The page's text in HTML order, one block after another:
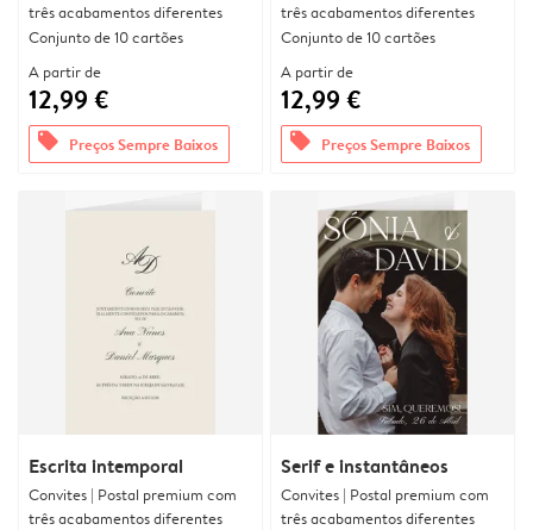
três acabamentos diferentes
Conjunto de 10 cartões
A partir de
12,99 €
offers Preços Sempre Baixos
três acabamentos diferentes
Conjunto de 10 cartões
A partir de
12,99 €
offers Preços Sempre Baixos
Escrita intemporal
Convites | Postal premium com
três acabamentos diferentes
Serif e instantâneos
Convites | Postal premium com
três acabamentos diferentes